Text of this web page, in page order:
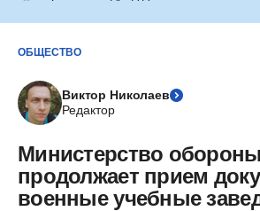
ОБЩЕСТВО
Виктор Николаев
Редактор
Министерство обороны
продолжает прием
военные учебные